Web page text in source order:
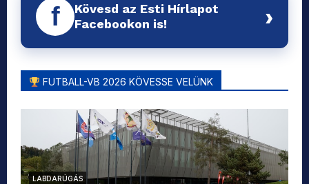
f
Kövesd az Esti Hírlapot
Facebookon is!
›
FUTBALL-VB 2026 KÖVESSE VELÜNK
LABDARÚGÁS